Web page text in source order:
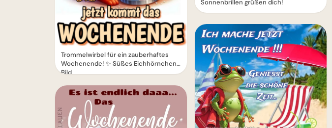
Trommelwirbel für ein zauberhaftes
Wochenende! ✨ Süßes Eichhörnchen
Bild
Sonnenbrillen grüßen dich!